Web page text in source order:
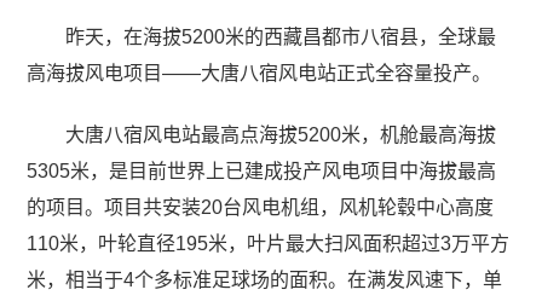
昨天，在海拔5200米的西藏昌都市八宿县，全球最
高海拔风电项目——大唐八宿风电站正式全容量投产。
大唐八宿风电站最高点海拔5200米，机舱最高海拔
5305米，是目前世界上已建成投产风电项目中海拔最高
的项目。项目共安装20台风电机组，风机轮毂中心高度
110米，叶轮直径195米，叶片最大扫风面积超过3万平方
米，相当于4个多标准足球场的面积。在满发风速下，单